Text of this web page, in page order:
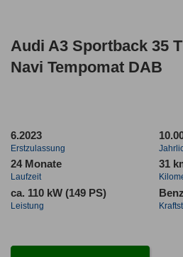
Audi A3 Sportback 35
Navi Tempomat DAB
6.2023
Erstzulassung
24 Monate
Laufzeit
31
ca. 110 kW (149 PS)
Leistung